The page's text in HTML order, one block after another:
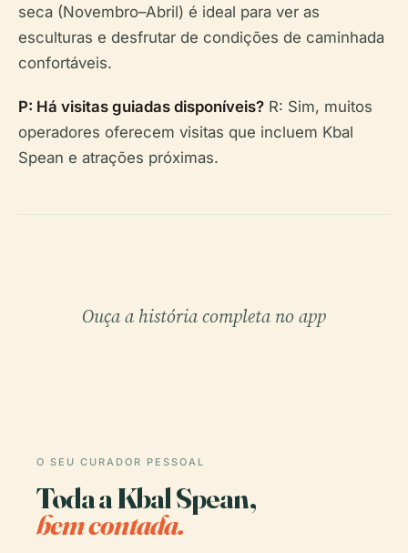
seca (Novembro–Abril) é ideal para ver as
esculturas e desfrutar de condições de caminhada
confortáveis.
P: Há visitas guiadas disponíveis? R: Sim, muitos
operadores oferecem visitas que incluem Kbal
Spean e atrações próximas.
Ouça a história completa no app
O SEU CURADOR PESSOAL
Toda a Kbal Spean,
bem contada.